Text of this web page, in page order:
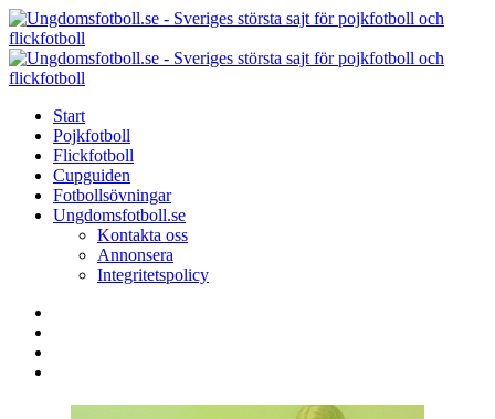
Menu
Search
Menu
Start
Pojkfotboll
Flickfotboll
Cupguiden
Fotbollsövningar
Ungdomsfotboll.se
Kontakta oss
Annonsera
Integritetspolicy